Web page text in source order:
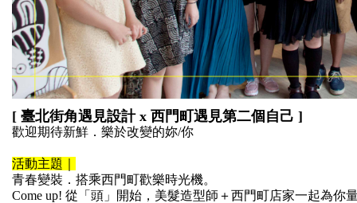
[ 臺北街角遇見設計 x 西門町遇見第二個自己 ]
歡迎期待新鮮．樂於改變的妳/你
活動主題｜
青春變裝．搭乘西門町歡樂時光機。
Come up! 從「頭」開始，美髮造型師＋西門町店家一起為你